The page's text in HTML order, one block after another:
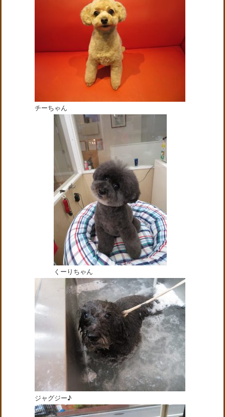
チーちゃん
くーりちゃん
ジャグジー♪